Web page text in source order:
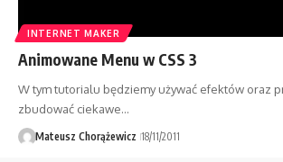
INTERNET MAKER
Animowane Menu w CSS 3
W tym tutorialu będziemy używać efektów oraz
zbudować ciekawe…
Mateusz Chorążewicz 18/11/2011